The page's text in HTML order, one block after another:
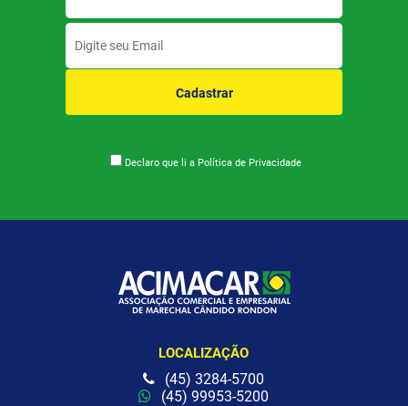
Cadastrar
Declaro que li a Política de Privacidade
LOCALIZAÇÃO
(45) 3284-5700
(45) 99953-5200